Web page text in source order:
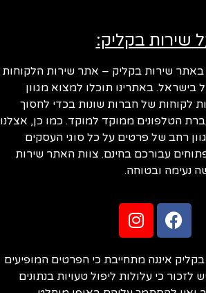
שירות בקליק:
שירות בקליק – אתר שירות הלקוחות
באתרינו תוכלו למצוא מגוון
לקוחות של חברות שונות בכדי לחסוך
הטלפונים ממוקד למוקד. כמו כן, אצלנו
רחב של פרטים על כל סוגי העסקים
עבורכם בחינם. צוות האתר שירות
נעימה ובטוחה.
איננה מתחייבת כי הפרטים המופיעים
לזכור כי עלולות ליפול טעויות בנתונים